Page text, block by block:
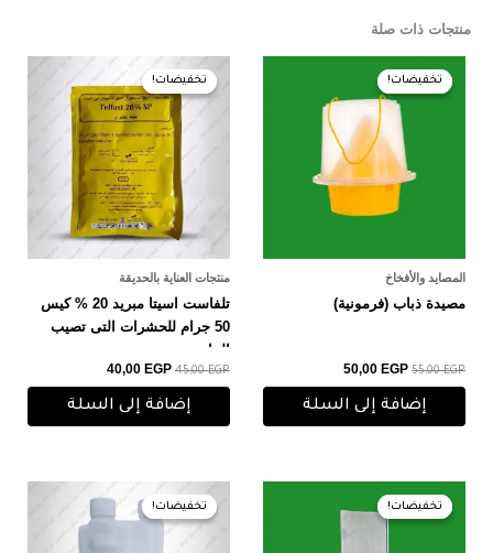
منتجات ذات صلة
تخفيضات!
تخفيضات!
المصايد والأفخاخ
مصيدة ذباب (فرمونية)
55,00EGP
السعر
الأصلي
هو:
55,00 EGP.
50,00 EGP
السعر
50,00 EGP.
إضافة إلى السلة
تخفيضات!
تخفيضات!
منتجات العناية بالحديقة
تلفاست اسيتا مبريد 20 % كيس
50 جرام للحشرات التى تصيب
النبات
45,00EGP
السعر
الأصلي
هو:
45,00 EGP.
40,00 EGP
السعر
هو:
40,00 EGP.
إضافة إلى السلة
تخفيضات!
تخفيضات!
السعر
الأصلي
هو:
السعر
22,00 EGP.
تخفيضات!
تخفيضات!
السعر
الأصلي
هو:
السعر
الحالي
هو:
475,00 EGP.